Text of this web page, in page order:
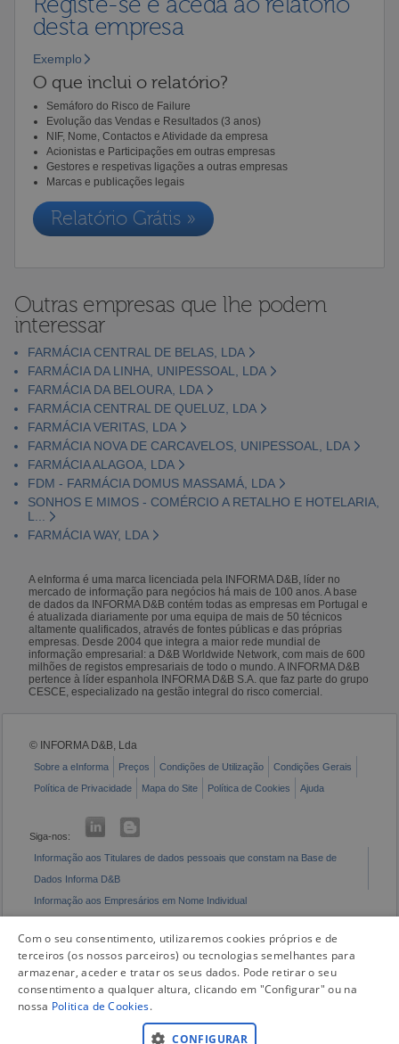
desta empresa
Exemplo
O que inclui o relatório?
Semáforo do Risco de Failure
Evolução das Vendas e Resultados (3 anos)
NIF, Nome, Contactos e Atividade da empresa
Acionistas e Participações em outras empresas
Gestores e respetivas ligações a outras empresas
Marcas e publicações legais
Relatório Grátis »
Outras empresas que lhe podem
interessar
FARMÁCIA CENTRAL DE BELAS, LDA
FARMÁCIA DA LINHA, UNIPESSOAL, LDA
FARMÁCIA DA BELOURA, LDA
FARMÁCIA CENTRAL DE QUELUZ, LDA
FARMÁCIA VERITAS, LDA
FARMÁCIA NOVA DE CARCAVELOS, UNIPESSOAL, LDA
FARMÁCIA ALAGOA, LDA
FDM - FARMÁCIA DOMUS MASSAMÁ, LDA
SONHOS E MIMOS - COMÉRCIO A RETALHO E HOTELARIA,
L...
FARMÁCIA WAY, LDA
A eInforma é uma marca licenciada pela INFORMA D&B, líder no
mercado de informação para negócios há mais de 100 anos. A base
de dados da INFORMA D&B contém todas as empresas em Portugal e
é atualizada diariamente por uma equipa de mais de 50 técnicos
altamente qualificados, através de fontes públicas e das próprias
empresas. Desde 2004 que integra a maior rede mundial de
informação empresarial: a D&B Worldwide Network, com mais de 600
milhões de registos empresariais de todo o mundo. A INFORMA D&B
pertence à líder espanhola INFORMA D&B S.A. que faz parte do grupo
CESCE, especializado na gestão integral do risco comercial.
© INFORMA D&B, Lda
Sobre a eInforma Preços Condições de Utilização
Condições Gerais
Política de Privacidade
Mapa do Site Política de Cookies Ajuda
Siga-nos:
Informação aos Titulares de dados pessoais que constam na Base de
Dados Informa D&B
Informação aos Empresários em Nome Individual
Com o seu consentimento, utilizaremos cookies próprios e de
terceiros (os nossos parceiros) ou tecnologias semelhantes para
armazenar, aceder e tratar os seus dados. Pode retirar o seu
consentimento a qualquer altura, clicando em "Configurar" ou na
nossa Politica de Cookies.
CONFIGURAR